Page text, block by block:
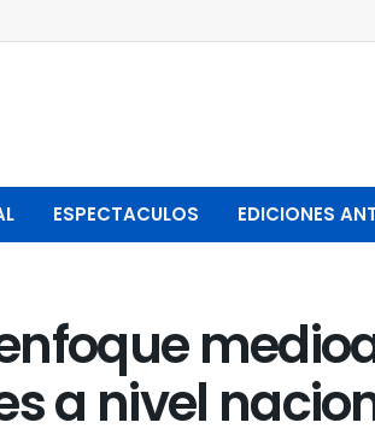
ESPECTACULOS EDICIONES
a nivel